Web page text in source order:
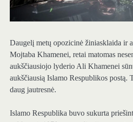
Daugelį metų opozicinė žiniasklaida ir
Mojtaba Khamenei, retai matomas
aukščiausiojo lyderio Ali Khamenei
aukščiausią Islamo Respublikos postą.
daug jautresnė.
Islamo Respublika buvo sukurta